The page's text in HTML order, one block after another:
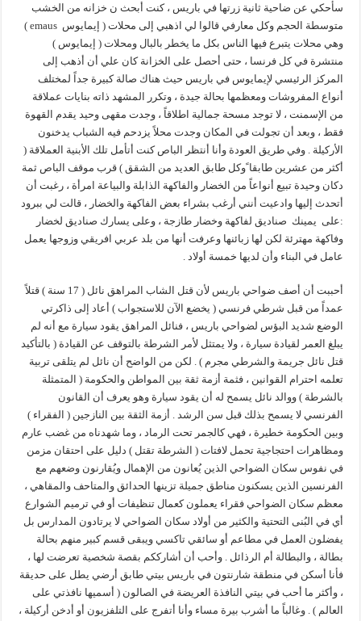
سأحكي عن ضاحية ثانية زرتها في باريس ، كنت أبحث ن خزانه من الخشب
متوسطة الحجم وكل معارفي قالوا لي اذهبي إلى محلات ( إيمايوس emaus )
وهي محلات يتبرع فيها الناس بكل ما يخطر بالبال ومحلات ( إيمايوس )
منتشرة في كل فرنسا ، حتى أحصل على الخزانة كان علي أن أذهب إلى
المركز الرئيسي لإيمايوس في باريس حيث هناك صالة كبيرة جداً لمختلف
أنواع المفروشات ومعظمها بحالة جيدة ، وتكرر المشهد ذاته بنايات عملاقة
من الإسمنت ، لا توجد مسحة جمالية اطلاقاً ، وجدت مقهى وحيد يقدم القهوة
فقط ، وبعد أن تجولت في المكان وجدت محلاً يزدحم فيه الشباب يدخنون
الأركيلة . وفي طريق العودة وأنا أنتظر الباص كنت أتأمل تلك الأبنية العملاقة (
أكثر من عشرين طابقا ًوكل طابق العديد من الشقق ) قرب موقف الباص ثمة
دكان وحيدة تبيع أنواعاً من الخضار والفاكهة الذابلة والبياعة امرأة ، رغبت أن
أتحدث إليها وادعيت أنني أرغب بشراء بعض الفاكهة والخضار ، قالت لي ببرود
:على يمينك صناديق لفاكهة وخضار طازجة ، وعلى يسارك صناديق لخضار
وفاكهة مهترئة لكن لها زبائنها وعرفت أنها من بلد عربي افريقي وزوجها يعمل
عامل في البناء وأن لديها خمسة أولاد .
أحببت أن أصف ضواحي باريس لأن قتل الشاب المراهق نائل ( 17 سنة ) قتلاً
عمداً من قبل شرطي فرنسي ( يخضع الآن للاستجواب ) أعاد إلى ذاكرتي
الوضع شديد البؤس لضواحي باريس ، فنائل المراهق يقود سيارة مع أنه لم
يبلغ العمر لقيادة سيارة ، ولا يمتثل لأمر الشرطة بالتوقف عن القيادة ( بالتأكيد
قتل نائل جريمة والشرطي مجرم ) . لكن من الواضح أن نائل لم يتلقى تربية
تعلمه احترام القوانين ، فثمة أزمة ثقة بين المواطن والحكومة ( المتمثلة
بالشرطة ) ووالد نائل يسمح له أن يقود سيارة وهو يعرف أن القانون
الفرنسي لا يسمح بذلك قبل سن الرشد . أزمة الثقة بين النازجين ( الفقراء )
وبين الحكومة خطيرة ، فهي كالجمر تحت الرماد ، وما شهدناه من غضب عارم
ومظاهرات احتجاجية تحمل لافتات ( الشرطة تقتل ) دليل على احتقان مزمن
في نفوس سكان الضواحي الذين يُعانون من الإهمال ويُقارنون وضعهم مع
الفرنسين الذين يسكنون مناطق جميلة تزينها الحدائق والمتاحف والمقاهي ،
معظم سكان الضواحي فقراء يعملون كعمال تنظيفات أو في ترميم الشوارع
أي في البُنى التحتية والكثير من أولاد سكان الضواحي لا يرتادون المدارس بل
يفضلون العمل في مطاعم أو سائقي تاكسي ويبقى قسم كبير منهم بحالة
بطالة ، والبطالة أم الرذائل . وأحب أن أشارككم بقصة شخصية تعرضت لها ،
فأنا أسكن في منطقة شارنتون في باريس بيتي طابق أرضي يطل على حديقة
، وأكثر ما أحب في بيتي النافذة العريضة في الصالون ( أسميها نافذتي على
العالم ) . وغالباً ما أشرب بيرة مساء وأنا أتفرج على التلفزيون أو أدخن أركيلة ،